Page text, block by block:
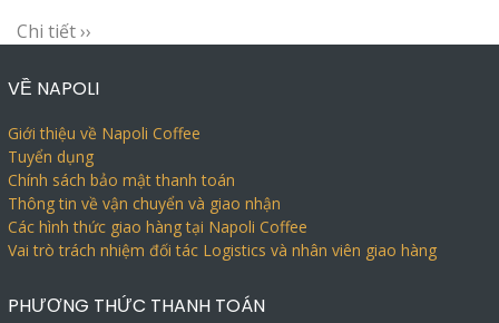
Chi tiết ››
VỀ NAPOLI
Giới thiệu về Napoli Coffee
Tuyển dụng
Chính sách bảo mật thanh toán
Thông tin về vận chuyển và giao nhận
Các hình thức giao hàng tại Napoli Coffee
Vai trò trách nhiệm đối tác Logistics và nhân viên giao hàng
PHƯƠNG THỨC THANH TOÁN